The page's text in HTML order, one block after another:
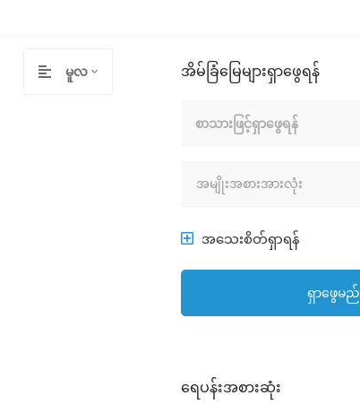
မူလ
အိမ်ခြံမြေများရှာဖွေရန်
စာသားဖြင့်ရှာဖွေရန်
အိမ်အမျိုးအစား
အမျိုးအစားအားလုံး
အသေးစိတ်ရှာရန်
ရှာဖွေမည်
ရေပန်းအစားဆုံး